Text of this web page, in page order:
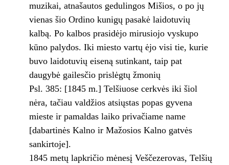
muzikai, atnašautos gedulingos Mišios, o po jų
vienas šio Ordino kunigų pasakė laidotuvių
kalbą. Po kalbos prasidėjo mirusiojo vyskupo
kūno palydos. Iki miesto vartų ėjo visi tie, kurie
buvo laidotuvių eiseną sutinkant, taip pat
daugybė gailesčio prislėgtų žmonių
Psl. 385: [1845 m.] Telšiuose cerkvės iki šiol
nėra, tačiau valdžios atsiųstas popas gyvena
mieste ir pamaldas laiko privačiame name
[dabartinės Kalno ir Mažosios Kalno gatvės
sankirtoje].
1845 metų lapkričio mėnesį Veščezerovas, Telšių